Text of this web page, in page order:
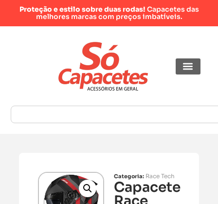
Proteção e estilo sobre duas rodas! Capacetes das
melhores marcas com preços imbatíveis.
Categoria: Race Tech
Capacete